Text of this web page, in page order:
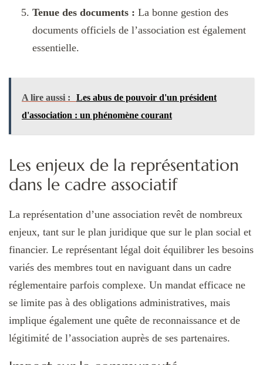
Tenue des documents : La bonne gestion des
documents officiels de l’association est également
essentielle.
A lire aussi :
Les abus de pouvoir d'un président
d'association : un phénomène courant
Les enjeux de la représentation
dans le cadre associatif
La représentation d’une association revêt de nombreux
enjeux, tant sur le plan juridique que sur le plan social et
financier. Le représentant légal doit équilibrer les besoins
variés des membres tout en naviguant dans un cadre
réglementaire parfois complexe. Un mandat efficace ne
se limite pas à des obligations administratives, mais
implique également une quête de reconnaissance et de
légitimité de l’association auprès de ses partenaires.